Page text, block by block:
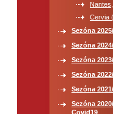
Cervia
Sezóna
Sezóna
Sezóna
Sezóna
Sezóna
Sezóna
Covid19